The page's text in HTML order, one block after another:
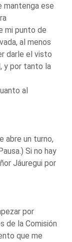
mantenga ese
mi punto de
al menos
darle el visto
y por tanto la
al
abre un turno,
Si no hay
Jáuregui por
por
de la Comisión
que me